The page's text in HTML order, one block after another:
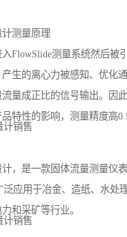
测量原理
FlowSlide测量系统然后被
生的离心力被感知、优化
量成正比的信号输出。因
特性的影响，测量精度高
，是一款固体流量测量仪
应用于冶金、造纸、水处
和采矿等行业。